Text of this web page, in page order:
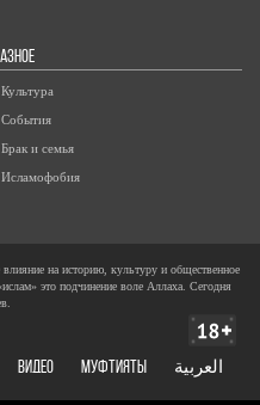
и семья
на историю, культуру и общественное
это подчинение воле Аллаха. Сегодня
ВИДЕО Муфтияты العربية